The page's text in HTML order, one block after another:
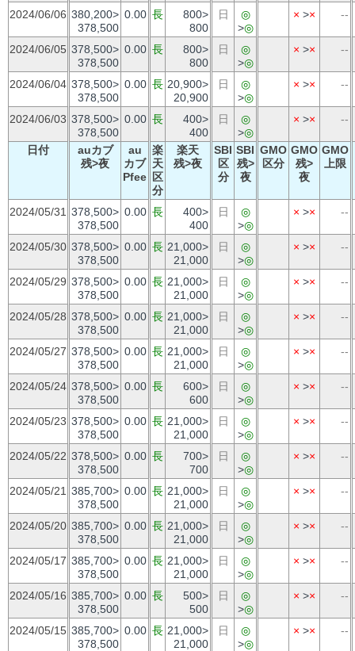
2024/06/06 380,200>
378,500
0.00 長
800>
800
日
◎
>◎
× >× --
2024/06/05 378,500>
378,500
0.00 長
800>
800
日
◎
>◎
× >× --
2024/06/04 378,500>
378,500
0.00 長 20,900>
20,900
日
◎
>◎
× >× --
2024/06/03 378,500>
378,500
0.00 長
400>
400
日
◎
>◎
× >× --
日付
auカブ
残>夜
au
カブ
Pfee
楽
天
区
分
楽天
残>夜
SBI
区
分
SBI
残>
夜
GMO
区分
GMO
残>
夜
GMO
上限
2024/05/31 378,500>
378,500
0.00 長
400>
400
日
◎
>◎
× >× --
2024/05/30 378,500>
378,500
0.00 長 21,000>
21,000
日
◎
>◎
× >× --
2024/05/29 378,500>
378,500
0.00 長 21,000>
21,000
日
◎
>◎
× >× --
2024/05/28 378,500>
378,500
0.00 長 21,000>
21,000
日
◎
>◎
× >× --
2024/05/27 378,500>
378,500
0.00 長 21,000>
21,000
日
◎
>◎
× >× --
2024/05/24 378,500>
378,500
0.00 長
600>
600
日
◎
>◎
× >× --
2024/05/23 378,500>
378,500
0.00 長 21,000>
21,000
日
◎
>◎
× >× --
2024/05/22 378,500>
378,500
0.00 長
700>
700
日
◎
>◎
× >× --
2024/05/21 385,700>
378,500
0.00 長 21,000>
21,000
日
◎
>◎
× >× --
2024/05/20 385,700>
378,500
0.00 長 21,000>
21,000
日
◎
>◎
× >× --
2024/05/17 385,700>
378,500
0.00 長 21,000>
21,000
日
◎
>◎
× >× --
2024/05/16 385,700>
378,500
0.00 長
500>
500
日
◎
>◎
× >× --
2024/05/15 385,700>
378,500
0.00 長 21,000>
21,000
日
◎
>◎
× >× --